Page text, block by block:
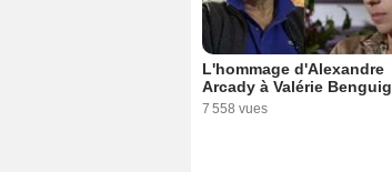
L'hommage d'Alexandre
Arcady à Valérie
7 558 vues